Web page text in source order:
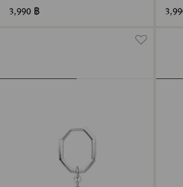
3,990 ฿